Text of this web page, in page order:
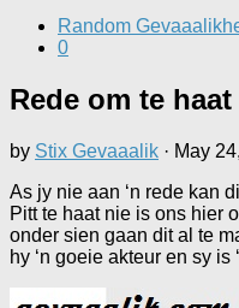
Random
0
Rede om te haat
by Stix Gevaaalik · May
As jy nie aan ‘n rede kan
Pitt te haat nie is ons hier
onder sien gaan dit al te
hy ‘n goeie akteur en sy is